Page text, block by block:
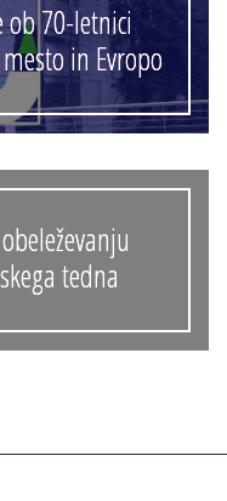
ob 70-letnici
in Evropo
tedna